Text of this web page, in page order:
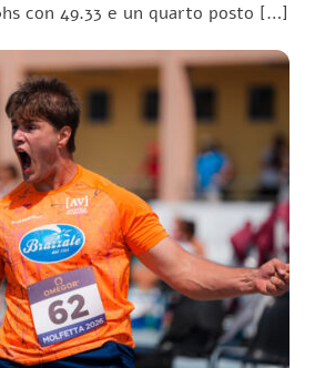
con 49.33 e un quarto posto […]